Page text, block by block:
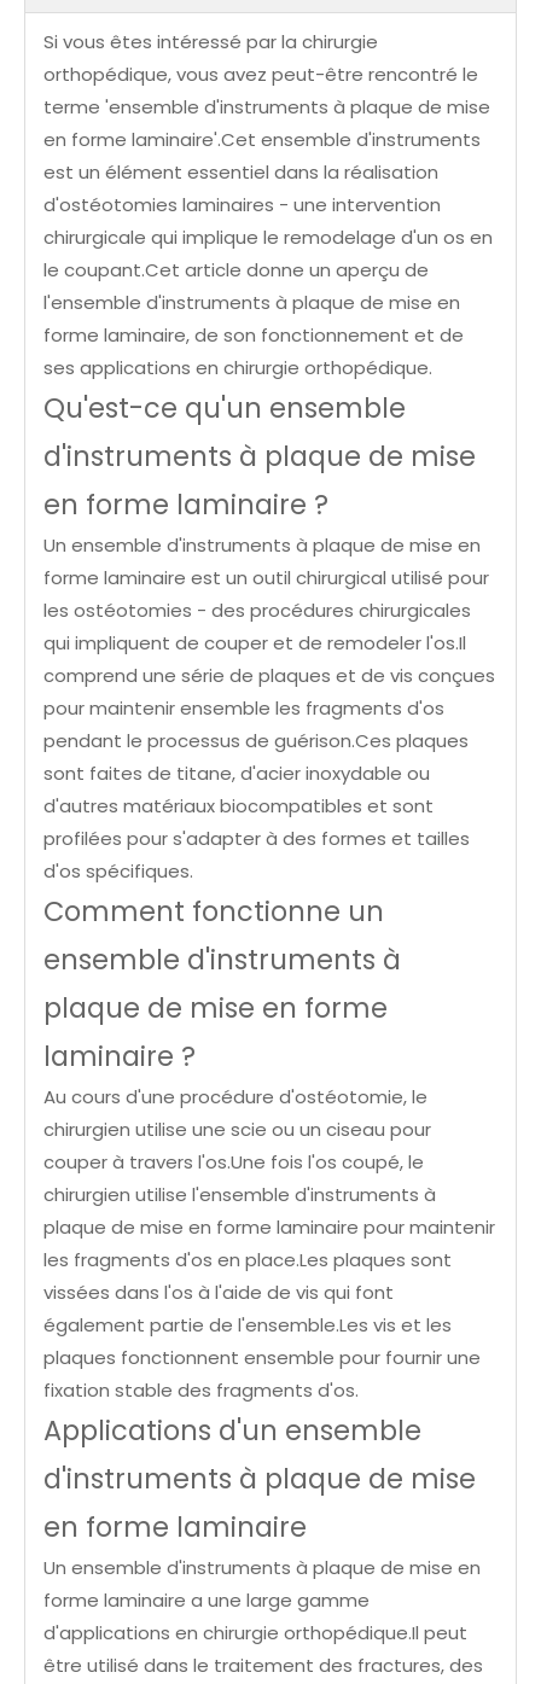
Si vous êtes intéressé par la chirurgie
orthopédique, vous avez peut-être rencontré le
terme 'ensemble d'instruments à plaque de mise
en forme laminaire'.Cet ensemble d'instruments
est un élément essentiel dans la réalisation
d'ostéotomies laminaires - une intervention
chirurgicale qui implique le remodelage d'un os en
le coupant.Cet article donne un aperçu de
l'ensemble d'instruments à plaque de mise en
forme laminaire, de son fonctionnement et de
ses applications en chirurgie orthopédique.
Qu'est-ce qu'un ensemble
d'instruments à plaque de mise
en forme laminaire ?
Un ensemble d'instruments à plaque de mise en
forme laminaire est un outil chirurgical utilisé pour
les ostéotomies - des procédures chirurgicales
qui impliquent de couper et de remodeler l'os.Il
comprend une série de plaques et de vis conçues
pour maintenir ensemble les fragments d'os
pendant le processus de guérison.Ces plaques
sont faites de titane, d'acier inoxydable ou
d'autres matériaux biocompatibles et sont
profilées pour s'adapter à des formes et tailles
d'os spécifiques.
Comment fonctionne un
ensemble d'instruments à
plaque de mise en forme
laminaire ?
Au cours d'une procédure d'ostéotomie, le
chirurgien utilise une scie ou un ciseau pour
couper à travers l'os.Une fois l'os coupé, le
chirurgien utilise l'ensemble d'instruments à
plaque de mise en forme laminaire pour maintenir
les fragments d'os en place.Les plaques sont
vissées dans l'os à l'aide de vis qui font
également partie de l'ensemble.Les vis et les
plaques fonctionnent ensemble pour fournir une
fixation stable des fragments d'os.
Applications d'un ensemble
d'instruments à plaque de mise
en forme laminaire
Un ensemble d'instruments à plaque de mise en
forme laminaire a une large gamme
d'applications en chirurgie orthopédique.Il peut
être utilisé dans le traitement des fractures, des